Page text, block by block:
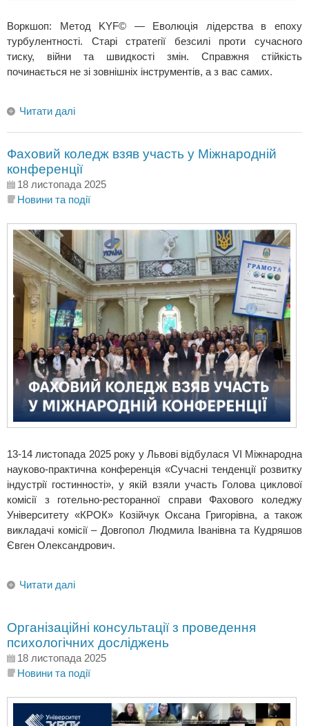
Воркшоп: Метод KYF© — Еволюція лідерства в епоху
турбулентності. Старі стратегії безсилі проти сучасного
тиску, війни та швидкості змін. Справжня стійкість
починається не зі зовнішніх інструментів, а з вас самих.
Читати далі
Фаховий коледж взяв участь у Міжнародній
конференції
18 листопада 2025
Новини та події
13-14 листопада 2025 року у Львові відбулася VІ Міжнародна
науково-практична конференція «Сучасні тенденції розвитку
індустрії гостинності», у якій взяли участь Голова циклової
комісії з готельно-ресторанної справи Фахового коледжу
Університету «КРОК» Козійчук Оксана Григорівна, а також
викладачі комісії – Довгопол Людмила Іванівна та Кудряшов
Євген Олександрович.
Читати далі
Організаційні консультації з проведення
психологічних досліджень
18 листопада 2025
Новини та події